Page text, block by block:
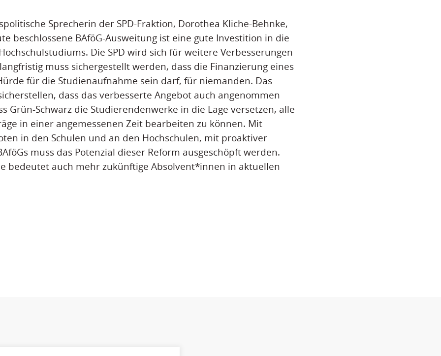
Sprecherin der SPD-Fraktion, Dorothea Kliche-Behnke,
beschlossene BAföG-Ausweitung ist eine gute Investition in die
Die SPD wird sich für weitere Verbesserungen
muss sichergestellt werden, dass die Finanzierung eines
für die Studienaufnahme sein darf, für niemanden. Das
dass das verbesserte Angebot auch angenommen
Grün-Schwarz die Studierendenwerke in die Lage versetzen, alle
in einer angemessenen Zeit bearbeiten zu können. Mit
in den Schulen und an den Hochschulen, mit proaktiver
muss das Potenzial dieser Reform ausgeschöpft werden.
bedeutet auch mehr zukünftige Absolvent*innen in aktuellen